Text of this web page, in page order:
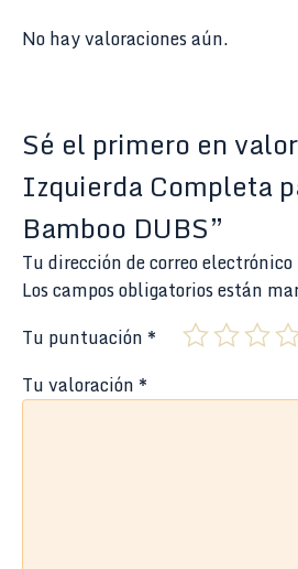
No hay valoraciones aún.
Sé el primero en
Izquierda Completa
Bamboo DUBS”
Tu dirección de correo
Los campos obligatorios están
Tu puntuación *
Tu valoración *